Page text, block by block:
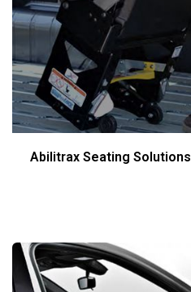
Abilitrax Seating Solutions